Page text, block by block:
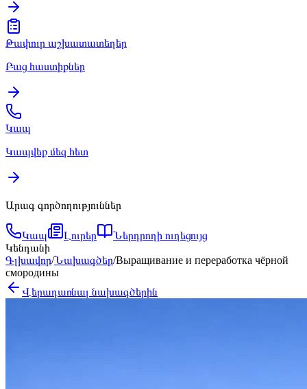
Թափուր աշխատատեղեր
Բաց հաստիքներ
Կապ
Կապվեք մեզ հետ
Արագ գործողություններ
Կապ Լուրեր
Ներդրողի ուղեցույց
Կենդանի
Գլխավոր/Նախագծեր/Выращивание и переработка чёрной
смородины
Վերադառնալ նախագծերին